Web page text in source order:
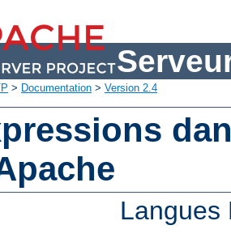
> Documentation > Version 2.4